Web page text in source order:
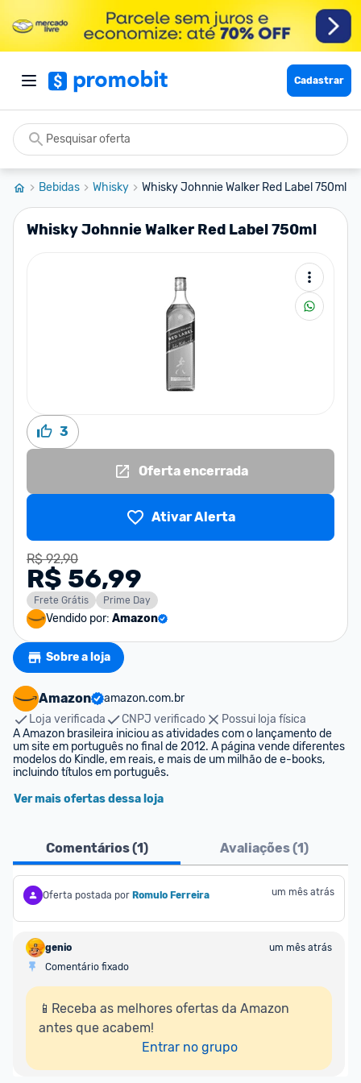
Cadastrar
Bebidas Whisky Whisky Johnnie Walker Red Label 750ml
Whisky Johnnie Walker Red Label 750ml
3
Oferta encerrada
Ativar Alerta
R$ 92,90
R$ 56,99
Frete Grátis Prime Day
Vendido por: Amazon
Sobre a loja
Amazon
amazon.com.br
Loja verificada
CNPJ verificado
Possui loja física
A Amazon brasileira iniciou as atividades com o lançamento de
um site em português no final de 2012. A página vende diferentes
modelos do Kindle, em reais, e mais de um milhão de e-books,
incluindo títulos em português.
Ver mais ofertas dessa loja
Comentários (1) Avaliações (1)
Oferta postada por Romulo Ferreira um mês atrás
genio
um mês atrás
Comentário fixado
📱Receba as melhores ofertas da Amazon
antes que acabem!
Entrar no grupo